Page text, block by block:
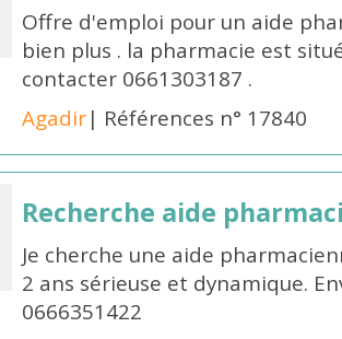
Offre d'emploi pour un aide
bien plus . la pharmacie est
contacter 0661303187 .
Agadir| Références n° 17840
Recherche aide
Je cherche une aide
2 ans sérieuse et dynamique.
0666351422